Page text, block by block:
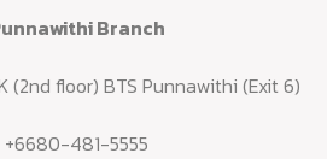
Branch
(2nd floor) BTS Punnawithi (Exit 6)
+6680-481-5555